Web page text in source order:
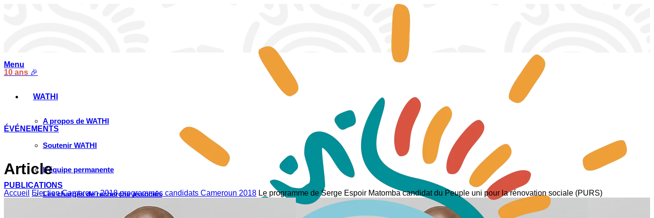
10 ans 🎉
ÉVÉNEMENTS
PUBLICATIONS
Menu
WATHI
A propos de WATHI
Soutenir WATHI
L’équipe permanente
Les chargés de recherche associés
Article
Accueil Election Cameroun 2018 programmes candidats Cameroun 2018 Le programme de Serge Espoir Matomba candidat du Peuple uni pour la rénovation sociale (PURS)